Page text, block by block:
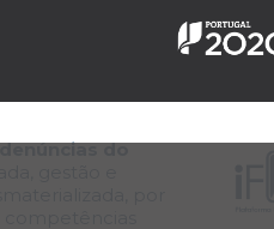
do
por